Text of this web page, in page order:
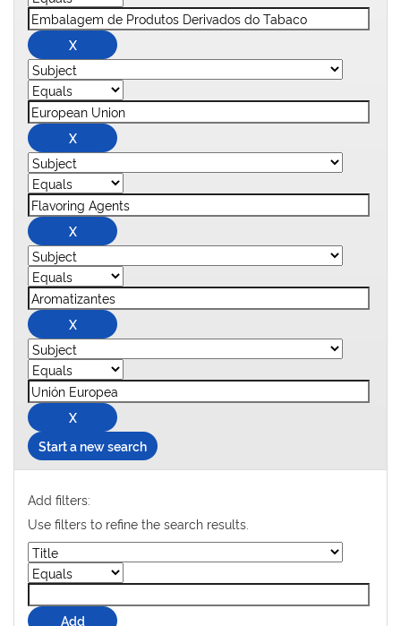
Start a new search
Add filters:
Use filters to refine the search results.